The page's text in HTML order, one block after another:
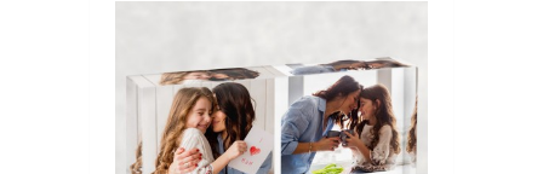
mais info
add à lista